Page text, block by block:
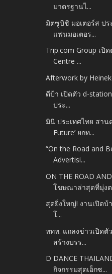
มาตรฐานไ...
มิตซูบิชิ มอเตอร์ส ป
แฟนมอเตอร...
Trip.com Group เปิ
Centre ...
Afterwork by
ดีป้า เปิดตัว d-
ประ...
มินิ ประเทศไทย สาน
Future’ ยกท...
“On the Road and
Advertisi...
ON THE ROAD
โฆษณาล่าสุดที่มุ่งต
สุดยิ่งใหญ่! งานเปิด
โ...
ททท. แถลงข่าวเปิดตั
สร้างบรร...
D DANCE
กิจกรรมสุดเอ็กซ...